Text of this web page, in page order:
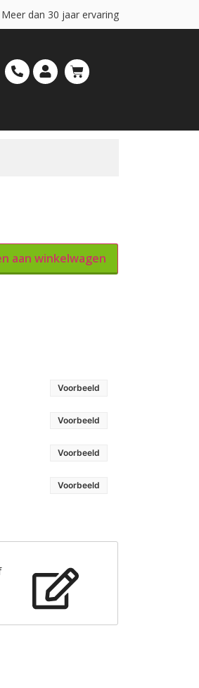
Meer dan 30 jaar ervaring
Voorbeeld
Voorbeeld
Voorbeeld
Voorbeeld
aan winkelwagen